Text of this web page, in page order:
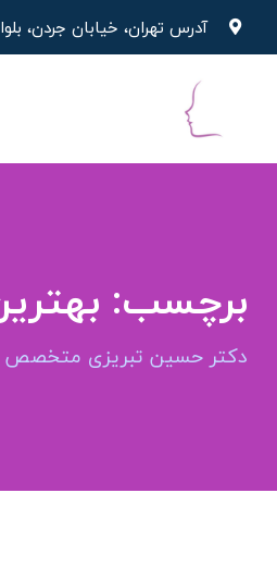
آدرس تهران، خیابان جردن، بلوار گلشهر، پلاک
برچسب:
دکتر حسین تبریزی متخصص